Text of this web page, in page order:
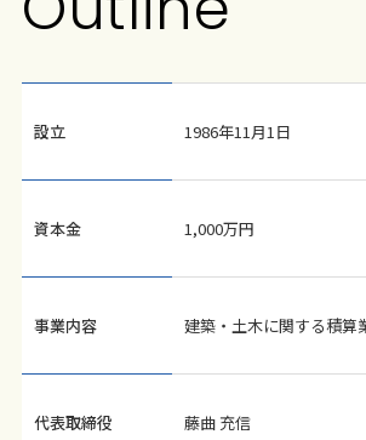
設立 1986年11月1日
資本金 1,000万円
事業内容 建築・土木に関する積算
代表取締役 藤曲 充信